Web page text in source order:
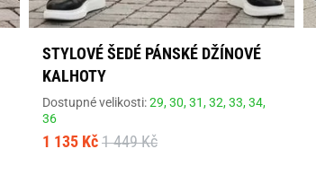
STYLOVÉ ŠEDÉ PÁNSKÉ DŽÍNOVÉ
KALHOTY
Dostupné velikosti:29,30,31,32,33,34,
36
1 135 Kč 1 449 Kč